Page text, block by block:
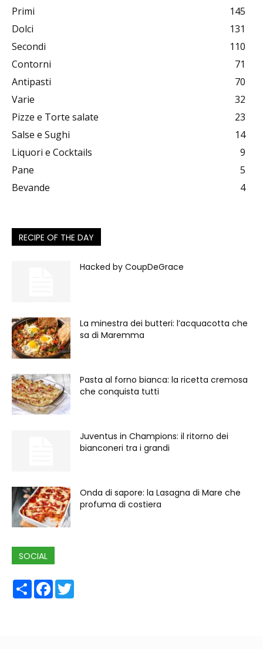
Primi
145
Dolci
131
Secondi
110
Contorni
71
Antipasti
70
Varie
32
Pizze e Torte salate
23
Salse e Sughi
14
Liquori e Cocktails
9
Pane
5
Bevande
4
RECIPE OF THE DAY
Hacked by CoupDeGrace
La minestra dei butteri: l’acquacotta che
sa di Maremma
Pasta al forno bianca: la ricetta cremosa
che conquista tutti
Juventus in Champions: il ritorno dei
bianconeri tra i grandi
Onda di sapore: la Lasagna di Mare che
profuma di costiera
SOCIAL
ShareFacebook